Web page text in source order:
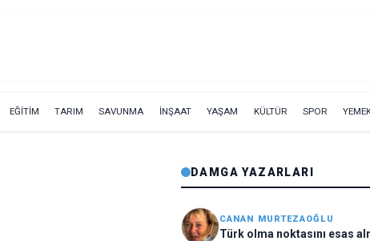
EĞİTİM TARIM SAVUNMA İNŞAAT YAŞAM KÜLTÜR SPOR
DAMGA YAZARLARI
CANAN MURTEZAOĞLU
Türk olma noktasını esas